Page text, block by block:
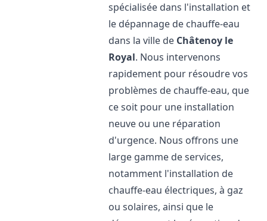
spécialisée dans l'installation et
le dépannage de chauffe-eau
dans la ville de Châtenoy le
Royal. Nous intervenons
rapidement pour résoudre vos
problèmes de chauffe-eau, que
ce soit pour une installation
neuve ou une réparation
d'urgence. Nous offrons une
large gamme de services,
notamment l'installation de
chauffe-eau électriques, à gaz
ou solaires, ainsi que le